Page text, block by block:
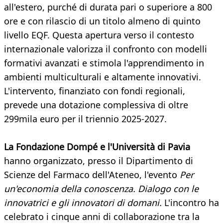
all'estero, purché di durata pari o superiore a 800
ore e con rilascio di un titolo almeno di quinto
livello EQF. Questa apertura verso il contesto
internazionale valorizza il confronto con modelli
formativi avanzati e stimola l'apprendimento in
ambienti multiculturali e altamente innovativi.
L'intervento, finanziato con fondi regionali,
prevede una dotazione complessiva di oltre
299mila euro per il triennio 2025-2027.
La Fondazione Dompé e l'Università di Pavia
hanno organizzato, presso il Dipartimento di
Scienze del Farmaco dell'Ateneo, l'evento Per
un'economia della conoscenza. Dialogo con le
innovatrici e gli innovatori di domani. L'incontro ha
celebrato i cinque anni di collaborazione tra la